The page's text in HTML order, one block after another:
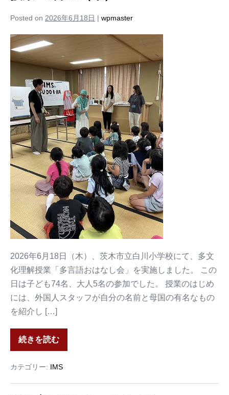
Posted on 2026年6月18日 | wpmaster
2026年6月18日（木）、茨木市立白川小学校にて、多文
化理解授業「多言語おはなし会」を実施しました。 この
日は子ども74名、大人5名の参加でした。 授業のはじめ
には、外国人スタッフが自分の名前と母国の有名なもの
を紹介し […]
続きを読む
カテゴリー: IMS